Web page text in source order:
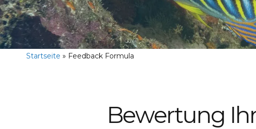
Startseite » Feedback Formula
Bewertung